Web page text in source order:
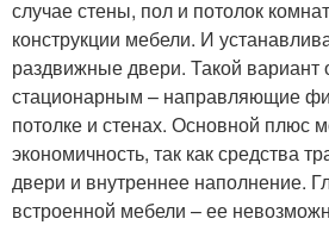
случае стены, пол и потолок
конструкции мебели. И
раздвижные двери. Такой вариант
стационарным – направляющие
потолке и стенах. Основной плюс
экономичность, так как средства
двери и внутреннее наполнение.
встроенной мебели – ее